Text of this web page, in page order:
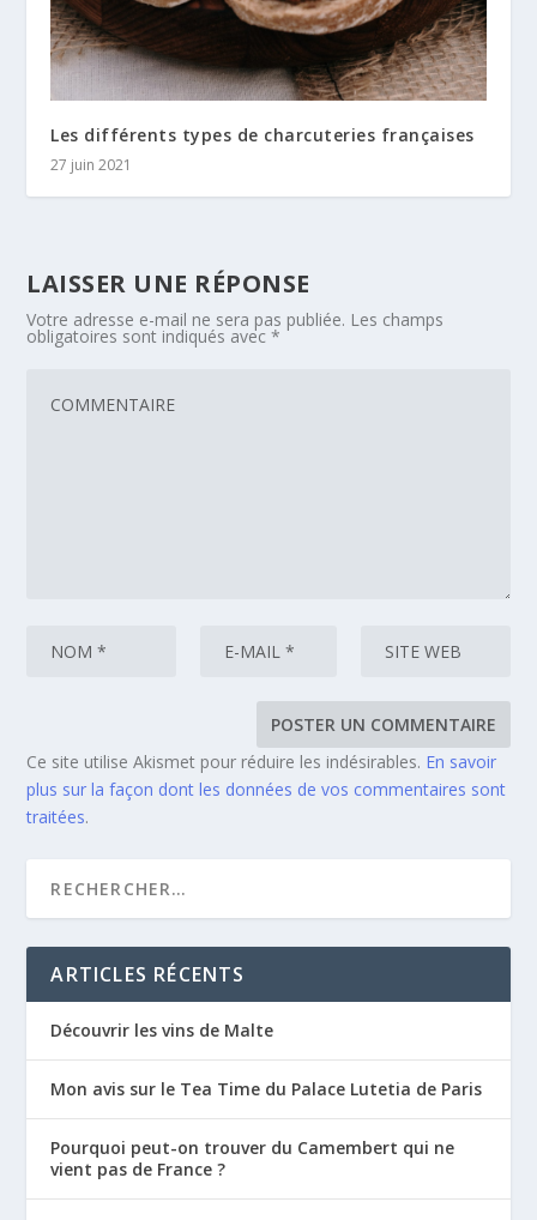
Les différents types de charcuteries françaises
27 juin 2021
LAISSER UNE RÉPONSE
Votre adresse e-mail ne sera pas publiée. Les champs
obligatoires sont indiqués avec*
Ce site utilise Akismet pour réduire les indésirables. En savoir
plus sur la façon dont les données de vos commentaires sont
traitées.
ARTICLES RÉCENTS
Découvrir les vins de Malte
Mon avis sur le Tea Time du Palace Lutetia de Paris
Pourquoi peut-on trouver du Camembert qui ne
vient pas de France ?